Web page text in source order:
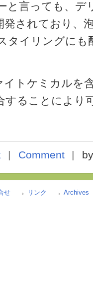
と言っても、デ
発されており、
タイリングにも
イトケミカルを
することにより
Comment
せ リンク Archives